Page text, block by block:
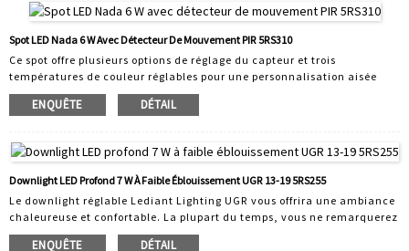
commerciaux et des downlights intelligents. Tous les produits Lediant
sont des produits finis et bénéficient de leur propre innovation.
Spot LED Nada 6 W Avec Détecteur De Mouvement PIR 5RS310
Ce spot offre plusieurs options de réglage du capteur et trois
températures de couleur réglables pour une personnalisation aisée
selon les besoins de l'utilisateur. Il allume automatiquement la
lumière lorsqu'il détecte un mouvement et l'éteint lorsqu'il n'y en a
libres sont d'excellentes raisons d'installer des capteurs. Leur facilité
d'installation en fait une solution économique pour les nouvelles
constructions et les remplacements. FAQ : Q : Comment…
ENQUÊTE DÉTAIL
Downlight LED Profond 7 W À Faible Éblouissement UGR 13-19 5RS255
Le downlight réglable Lediant Lighting UGR vous offrira une ambiance
chaleureuse et confortable. La plupart du temps, vous ne remarquerez
même pas qu'il est allumé ; il crée une atmosphère aussi confortable
ENQUÊTE DÉTAIL